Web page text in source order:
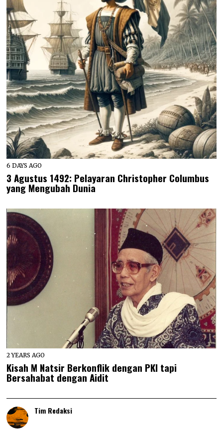
6 DAYS AGO
3 Agustus 1492: Pelayaran Christopher Columbus
yang Mengubah Dunia
2 YEARS AGO
Kisah M Natsir Berkonflik dengan PKI tapi
Bersahabat dengan Aidit
Tim Redaksi